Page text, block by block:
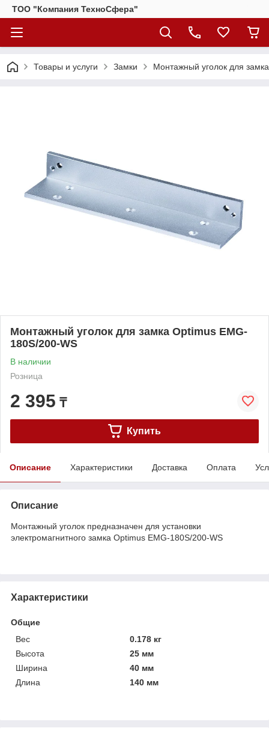
ТОО "Компания ТехноСфера"
Товары и услуги Замки Монтажный уголок для
Монтажный уголок для замка Optimus EMG-
180S/200-WS
В наличии
Розница
2 395 ₸
Купить
Описание Характеристики Доставка Оплата
Описание
Монтажный уголок предназначен для установки
электромагнитного замка Optimus EMG-180S/200-WS
Характеристики
Общие
Вес
0.178 кг
Высота
25 мм
Ширина
40 мм
Длина
140 мм